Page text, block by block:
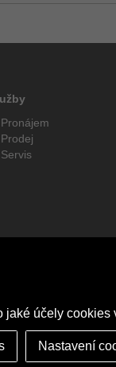
Pronájem
Prodej
Servis
jaké účely
Nastavení